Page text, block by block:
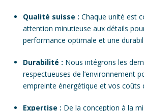
Qualité suisse : Chaque unité est
attention minutieuse aux détails
performance optimale et une
Durabilité : Nous intégrons les
respectueuses de l’environnement
empreinte énergétique et vos coûts
Expertise : De la conception à la